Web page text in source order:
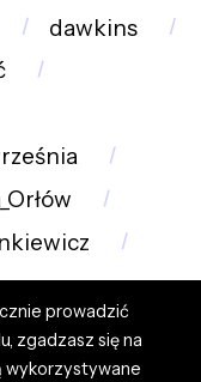
dawkins
prowadzić
zgadzasz się na
wykorzystywane